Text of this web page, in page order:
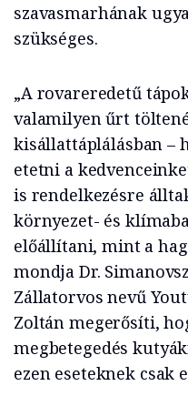
szavasmarhának
szükséges.
„A rovareredetű
valamilyen űrt
kisállattáplálásban –
etetni a
is rendelkezésre
környezet- és
előállítani, mint a
mondja Dr.
Zállatorvos nevű
Zoltán megerősíti,
megbetegedés
ezen eseteknek csak